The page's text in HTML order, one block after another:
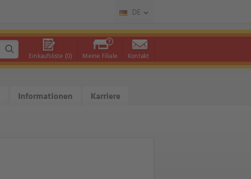
DE
Einkaufsliste (0) Meine Filiale Kontakt
Informationen Karriere